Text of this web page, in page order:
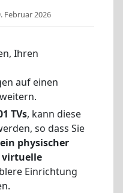
Februar 2026
Ihren
auf einen
TVs, kann diese
so dass Sie
ein physischer
virtuelle
Einrichtung